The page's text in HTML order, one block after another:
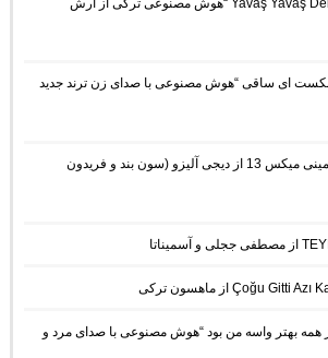
ای ساقی “هوش مصنوعی با صدای زن ترند جدید
دانلود آهنگ ریمیکس مینی میکس 13 از دیجی آلیزو (سون بند و فریدون
همه بهتر واسه من بود “هوش مصنوعی با صدای مرد و